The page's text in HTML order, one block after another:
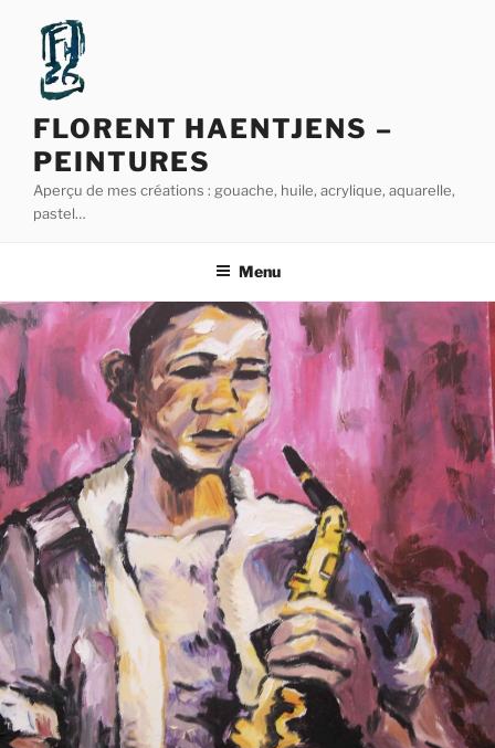
contenu
principal
FLORENT HAENTJENS –
PEINTURES
Aperçu de mes créations : gouache, huile, acrylique, aquarelle,
pastel…
Menu